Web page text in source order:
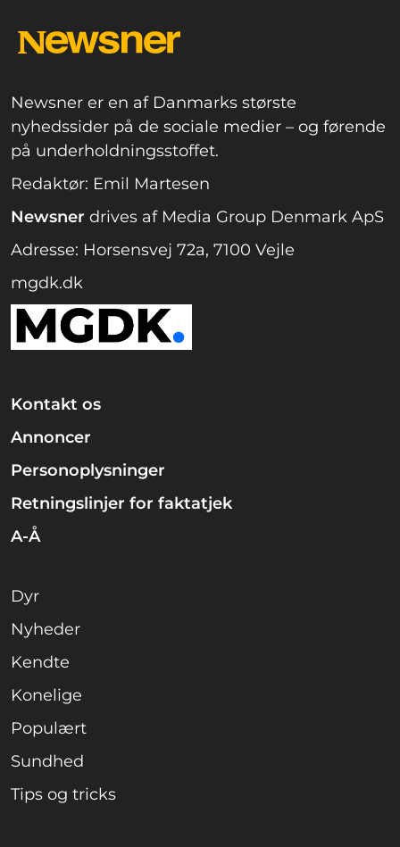
Newsner er en af Danmarks største
nyhedssider på de sociale medier – og førende
på underholdningsstoffet.
Redaktør: Emil Martesen
Newsner drives af Media Group Denmark ApS
Adresse: Horsensvej 72a, 7100 Vejle
mgdk.dk
Kontakt os
Annoncer
Personoplysninger
Retningslinjer for faktatjek
A-Å
Dyr
Nyheder
Kendte
Konelige
Populært
Sundhed
Tips og tricks